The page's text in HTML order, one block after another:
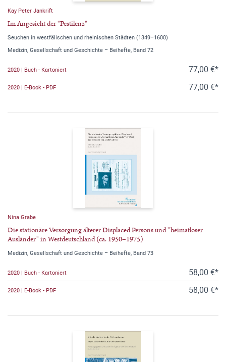
Kay Peter Jankrift
Im Angesicht der "Pestilenz"
Seuchen in westfälischen und rheinischen Städten (1349–1600)
Medizin, Gesellschaft und Geschichte – Beihefte, Band 72
2020 | Buch - Kartoniert 77,00 €*
2020 | E-Book - PDF 77,00 €*
Nina Grabe
Die stationäre Versorgung älterer Displaced Persons und "heimatloser
Ausländer" in Westdeutschland (ca. 1950–1975)
Medizin, Gesellschaft und Geschichte – Beihefte, Band 73
2020 | Buch - Kartoniert 58,00 €*
2020 | E-Book - PDF 58,00 €*